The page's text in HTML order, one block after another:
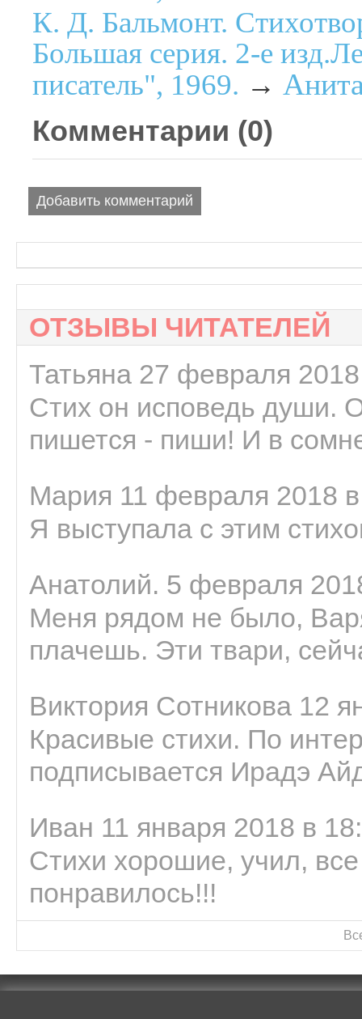
К. Д. Бальмонт.
Большая серия. 2-е
писатель", 1969. →
Комментарии (0)
Добавить комментарий
ОТЗЫВЫ ЧИТАТЕЛЕЙ
Татьяна 27 февраля
Стих он исповедь души.
пишется - пиши! И в
Мария 11 февраля 2018
Я выступала с этим
Анатолий. 5 февраля
Меня рядом не было,
плачешь. Эти твари,
Виктория Сотникова 12
Красивые стихи. По
подписывается Ирадэ
Иван 11 января 2018 в
Стихи хорошие, учил,
понравилось!!!